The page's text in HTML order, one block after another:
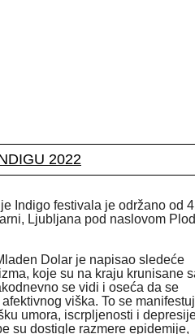
2022
Indigo festivala je održano od
Ljubljana pod naslovom
Dolar je napisao sledeće
koje su na kraju krunisane
se vidi i oseća da se
viška. To se
umora, iscrpljenosti i
su dostigle razmere epidemije,